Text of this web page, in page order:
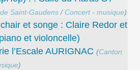
Saint-Gaudens/ Concert - musique)
et songe : Claire Redor et
et violoncelle)
l’Escale AURIGNAC (Canton
)